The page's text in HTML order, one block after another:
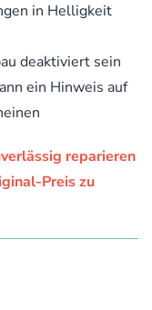
in Helligkeit
deaktiviert sein
ein Hinweis auf
reparieren
Preis zu